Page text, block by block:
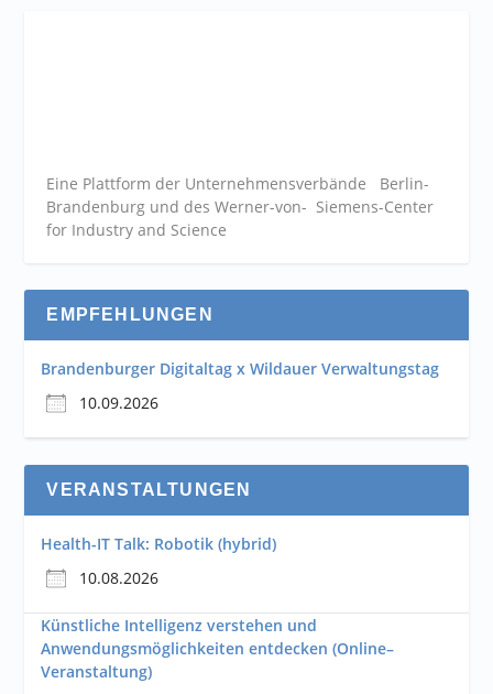
Eine Plattform der Unternehmensverbände Berlin-
Brandenburg und des Werner-von- Siemens-Center
for Industry and Science
EMPFEHLUNGEN
Brandenburger Digitaltag x Wildauer Verwaltungstag
10.09.2026
VERANSTALTUNGEN
Health-IT Talk: Robotik (hybrid)
10.08.2026
Künstliche Intelligenz verstehen und
Anwendungsmöglichkeiten entdecken (Online–
Veranstaltung)